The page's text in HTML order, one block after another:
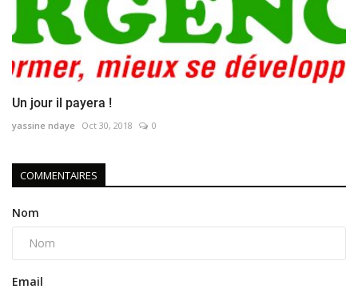
Un jour il payera !
yassine ndaye Oct 30, 2018 0
COMMENTAIRES
Nom
Email